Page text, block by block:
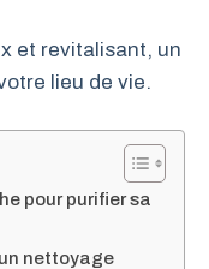
et revitalisant, un
lieu de vie.
pour purifier sa
nettoyage